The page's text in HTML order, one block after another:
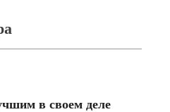
в своем деле